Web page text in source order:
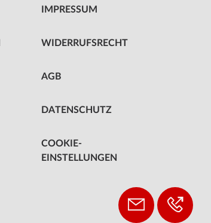
IMPRESSUM
WIDERRUFSRECHT
AGB
DATENSCHUTZ
COOKIE-
EINSTELLUNGEN